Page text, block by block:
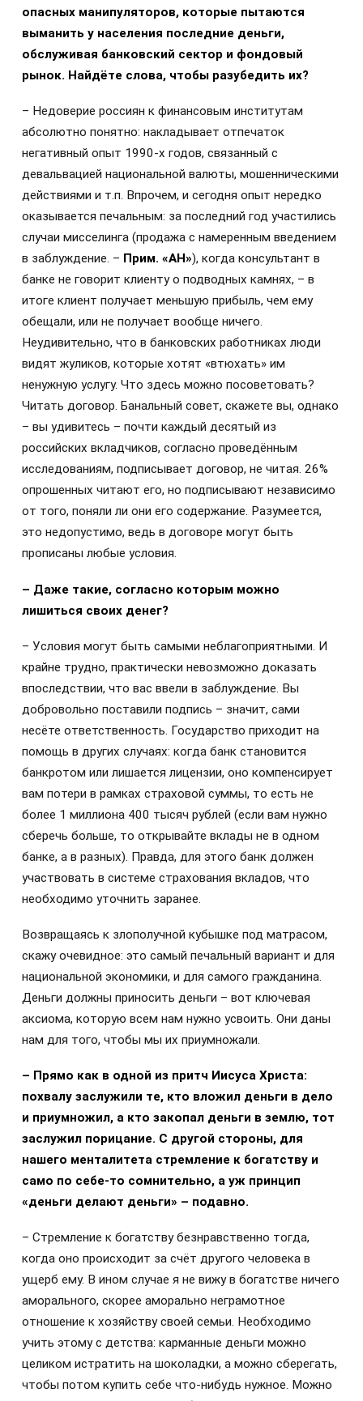
опасных манипуляторов, которые пытаются
выманить у населения последние деньги,
обслуживая банковский сектор и фондовый
рынок. Найдёте слова, чтобы разубедить их?
– Недоверие россиян к финансовым институтам
абсолютно понятно: накладывает отпечаток
негативный опыт 1990‑х годов, связанный с
девальвацией национальной валюты, мошенническими
действиями и т.п. Впрочем, и сегодня опыт нередко
оказывается печальным: за последний год участились
случаи мисселинга (продажа с намеренным введением
в заблуждение. – Прим. «АН»), когда консультант в
банке не говорит клиенту о подводных камнях, – в
итоге клиент получает меньшую прибыль, чем ему
обещали, или не получает вообще ничего.
Неудивительно, что в банковских работниках люди
видят жуликов, которые хотят «втюхать» им
ненужную услугу. Что здесь можно посоветовать?
Читать договор. Банальный совет, скажете вы, однако
– вы удивитесь – почти каждый десятый из
российских вкладчиков, согласно проведённым
исследованиям, подписывает договор, не читая. 26%
опрошенных читают его, но подписывают независимо
от того, поняли ли они его содержание. Разумеется,
это недопустимо, ведь в договоре могут быть
прописаны любые условия.
– Даже такие, согласно которым можно
лишиться своих денег?
– Условия могут быть самыми неблагоприятными. И
крайне трудно, практически невозможно доказать
впоследствии, что вас ввели в заблуждение. Вы
добровольно поставили подпись – значит, сами
несёте ответственность. Государство приходит на
помощь в других случаях: когда банк становится
банкротом или лишается лицензии, оно компенсирует
вам потери в рамках страховой суммы, то есть не
более 1 миллиона 400 тысяч рублей (если вам нужно
сберечь больше, то открывайте вклады не в одном
банке, а в разных). Правда, для этого банк должен
участвовать в системе страхования вкладов, что
необходимо уточнить заранее.
Возвращаясь к злополучной кубышке под матрасом,
скажу очевидное: это самый печальный вариант и для
национальной экономики, и для самого гражданина.
Деньги должны приносить деньги – вот ключевая
аксиома, которую всем нам нужно усвоить. Они даны
нам для того, чтобы мы их приумножали.
– Прямо как в одной из притч Иисуса Христа:
похвалу заслужили те, кто вложил деньги в дело
и приумножил, а кто закопал деньги в землю, тот
заслужил порицание. С другой стороны, для
нашего менталитета стремление к богатству и
само по себе-то сомнительно, а уж принцип
«деньги делают деньги» – подавно.
– Стремление к богатству безнравственно тогда,
когда оно происходит за счёт другого человека в
ущерб ему. В ином случае я не вижу в богатстве ничего
аморального, скорее аморально неграмотное
отношение к хозяйству своей семьи. Необходимо
учить этому с детства: карманные деньги можно
целиком истратить на шоколадки, а можно сберегать,
чтобы потом купить себе что-нибудь нужное. Можно